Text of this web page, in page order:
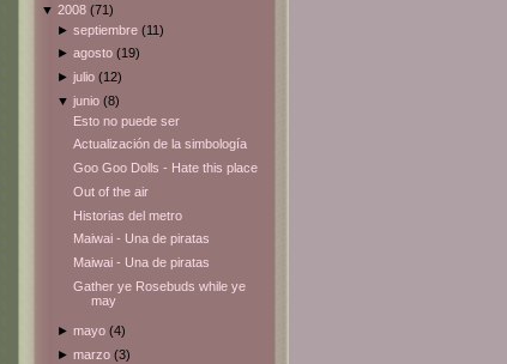
▼ 2008 (71)
►septiembre(11)
►agosto(19)
►julio(12)
▼junio(8)
Esto no puede ser
Actualización de la simbología
Goo Goo Dolls - Hate this place
Out of the air
Historias del metro
Maiwai - Una de piratas
Maiwai - Una de piratas
Gather ye Rosebuds while ye
may
►mayo(4)
►marzo(3)